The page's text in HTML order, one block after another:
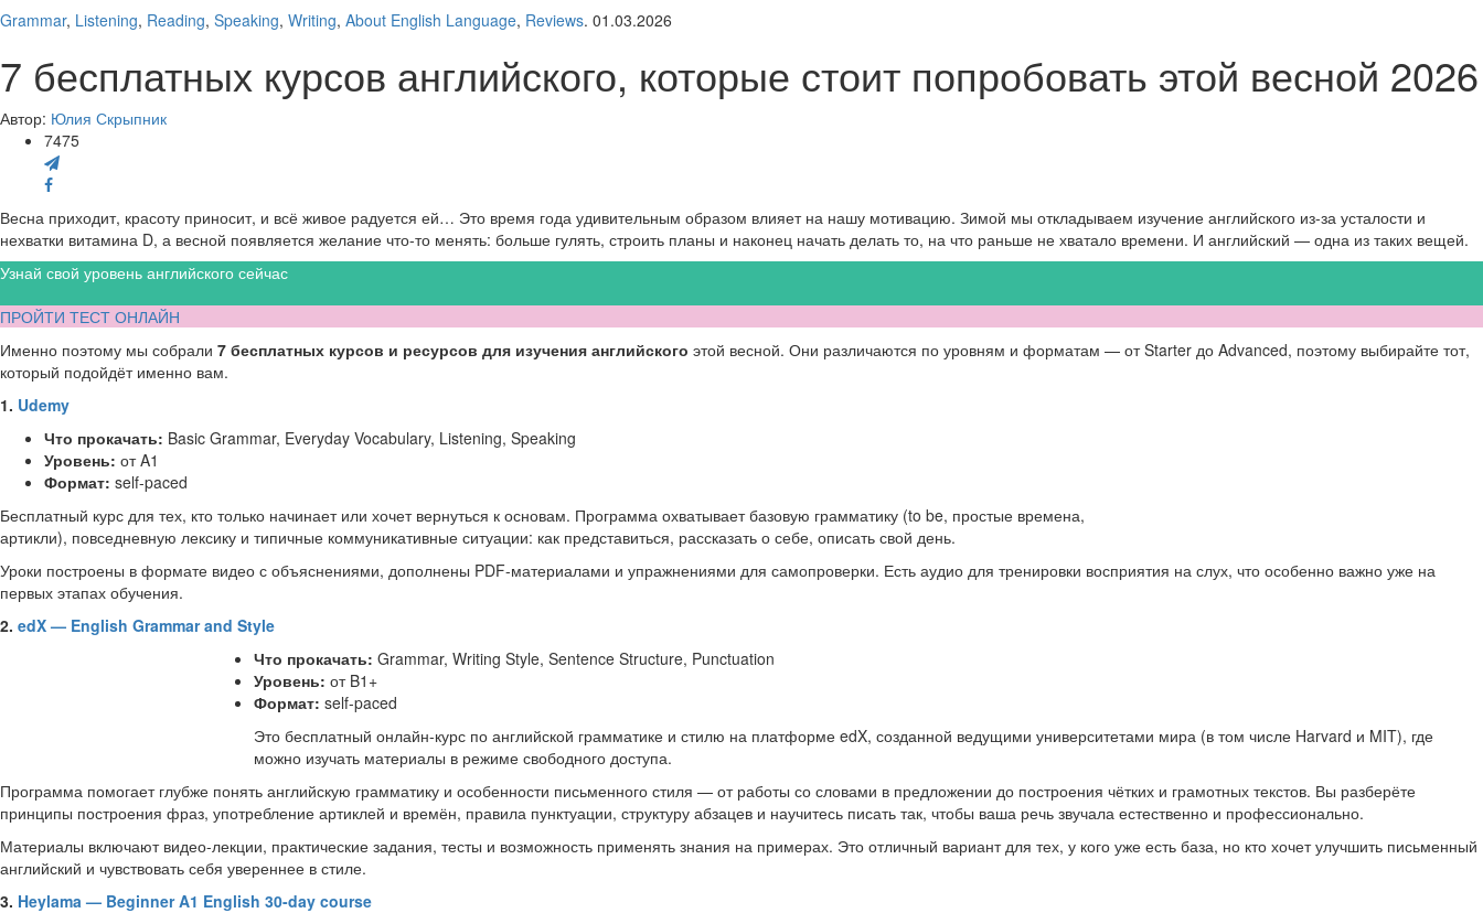
Grammar, Listening, Reading, Speaking, Writing, About English Language, Reviews. 01.03.2026
7 бесплатных курсов английского, которые стоит попробовать этой весной 2026
Автор: Юлия Скрыпник
7475
Весна приходит, красоту приносит, и всё живое радуется ей… Это время года удивительным образом влияет на нашу мотивацию. Зимой мы откладываем изучение английского из-за усталости и
нехватки витамина D, а весной появляется желание что-то менять: больше гулять, строить планы и наконец начать делать то, на что раньше не хватало времени. И английский — одна из таких вещей.
Узнай свой уровень английского сейчас
ПРОЙТИ ТЕСТ ОНЛАЙН
Именно поэтому мы собрали 7 бесплатных курсов и ресурсов для изучения английского этой весной. Они различаются по уровням и форматам — от Starter до Advanced, поэтому выбирайте тот,
который подойдёт именно вам.
1. Udemy
Что прокачать: Basic Grammar, Everyday Vocabulary, Listening, Speaking
Уровень: от A1
Формат: self-paced
Бесплатный курс для тех, кто только начинает или хочет вернуться к основам. Программа охватывает базовую грамматику (to be, простые времена,
артикли), повседневную лексику и типичные коммуникативные ситуации: как представиться, рассказать о себе, описать свой день.
Уроки построены в формате видео с объяснениями, дополнены PDF-материалами и упражнениями для самопроверки. Есть аудио для тренировки восприятия на слух, что особенно важно уже на
первых этапах обучения.
2. edX — English Grammar and Style
Что прокачать: Grammar, Writing Style, Sentence Structure, Punctuation
Уровень: от B1+
Формат: self-paced
Это бесплатный онлайн-курс по английской грамматике и стилю на платформе edX, созданной ведущими университетами мира (в том числе Harvard и MIT), где
можно изучать материалы в режиме свободного доступа.
Программа помогает глубже понять английскую грамматику и особенности письменного стиля — от работы со словами в предложении до построения чётких и грамотных текстов. Вы разберёте
принципы построения фраз, употребление артиклей и времён, правила пунктуации, структуру абзацев и научитесь писать так, чтобы ваша речь звучала естественно и профессионально.
Материалы включают видео-лекции, практические задания, тесты и возможность применять знания на примерах. Это отличный вариант для тех, у кого уже есть база, но кто хочет улучшить письменный
английский и чувствовать себя увереннее в стиле.
3. Heylama — Beginner A1 English 30-day course